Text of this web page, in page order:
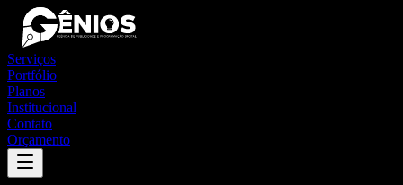
Serviços
Portfólio
Planos
Institucional
Contato
Orçamento